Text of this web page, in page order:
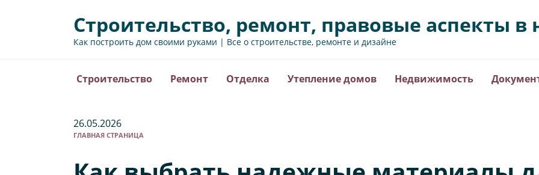
Строительство, ремонт, правовые аспекты
Как построить дом своими руками | Все о строительстве, ремонте и дизайне
Строительство Ремонт Отделка Утепление домов Недвижимость
26.05.2026
ГЛАВНАЯ СТРАНИЦА